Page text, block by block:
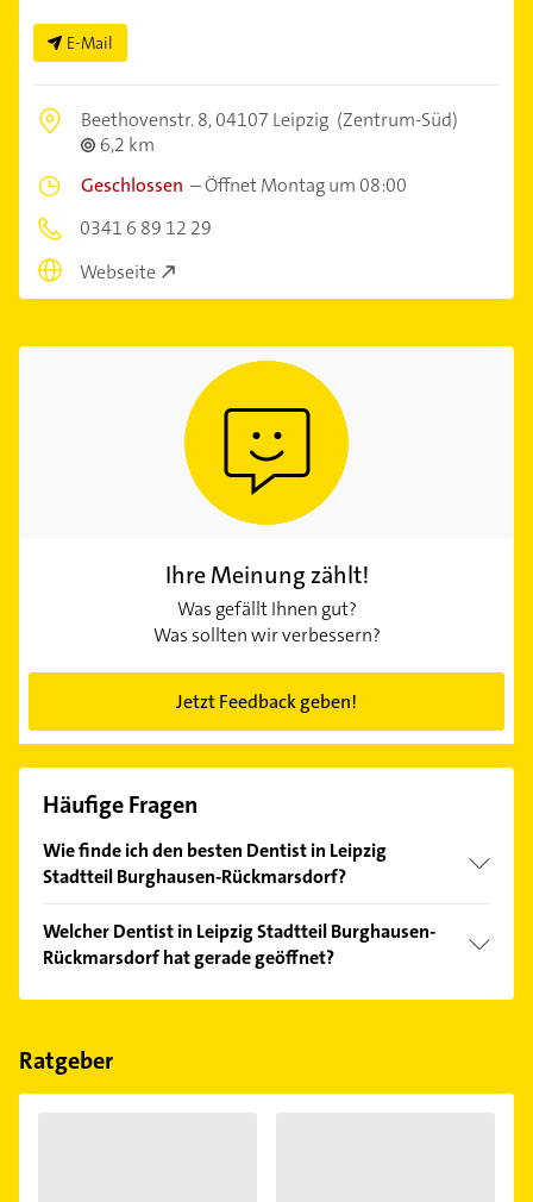
E-Mail
Beethovenstr. 8,04107 Leipzig (Zentrum-Süd)
6,2 km
Geschlossen –Öffnet Montag um 08:00
0341 6 89 12 29
Webseite
Ihre Meinung zählt!
Was gefällt Ihnen gut?
Was sollten wir verbessern?
Jetzt Feedback geben!
Häufige Fragen
Wie finde ich den besten Dentist in Leipzig
Stadtteil Burghausen-Rückmarsdorf?
Kundenmeinungen und profitieren Sie von den
Empfehlungen. Die Suchergebnisse können Sie sich
einfach nachBewertungensortiert anzeigen lassen.
Welcher Dentist in Leipzig Stadtteil Burghausen-
Rückmarsdorf hat gerade geöffnet?
Im Anbieter-Bereich finden Sie alleÖffnungszeiten.
Feiertagen abweichen können.
Ratgeber